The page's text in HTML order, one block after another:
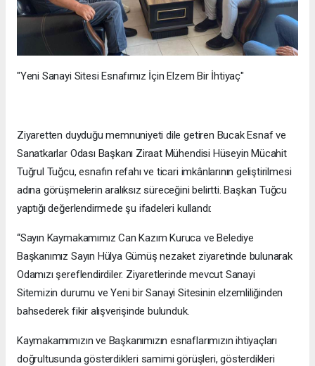
"Yeni Sanayi Sitesi Esnafımız İçin Elzem Bir İhtiyaç"
Ziyaretten duyduğu memnuniyeti dile getiren Bucak Esnaf ve
Sanatkarlar Odası Başkanı Ziraat Mühendisi Hüseyin Mücahit
Tuğrul Tuğcu, esnafın refahı ve ticari imkânlarının geliştirilmesi
adına görüşmelerin aralıksız süreceğini belirtti. Başkan Tuğcu
yaptığı değerlendirmede şu ifadeleri kullandı:
“Sayın Kaymakamımız Can Kazım Kuruca ve Belediye
Başkanımız Sayın Hülya Gümüş nezaket ziyaretinde bulunarak
Odamızı şereflendirdiler. Ziyaretlerinde mevcut Sanayi
Sitemizin durumu ve Yeni bir Sanayi Sitesinin elzemliliğinden
bahsederek fikir alışverişinde bulunduk.
Kaymakamımızın ve Başkanımızın esnaflarımızın ihtiyaçları
doğrultusunda gösterdikleri samimi görüşleri, gösterdikleri